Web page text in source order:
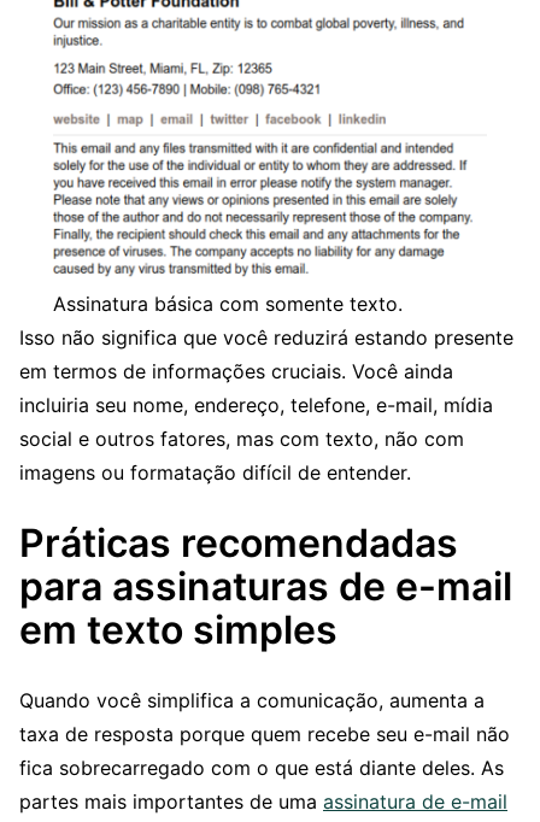
Assinatura básica com somente texto.
Isso não significa que você reduzirá estando presente
em termos de informações cruciais. Você ainda
incluiria seu nome, endereço, telefone, e-mail, mídia
social e outros fatores, mas com texto, não com
imagens ou formatação difícil de entender.
Práticas recomendadas
para assinaturas de e-mail
em texto simples
Quando você simplifica a comunicação, aumenta a
taxa de resposta porque quem recebe seu e-mail não
fica sobrecarregado com o que está diante deles. As
partes mais importantes de uma assinatura de e-mail